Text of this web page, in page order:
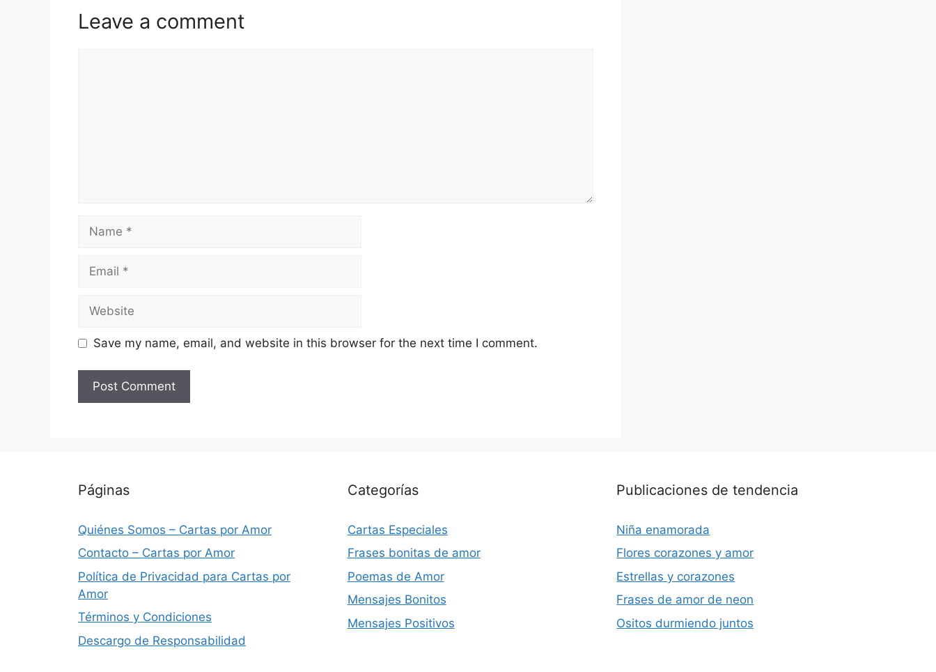
Leave a comment
Name
Email
Website
Save my name, email, and website in this browser for the next time I comment.
Páginas
Quiénes Somos – Cartas por Amor
Contacto – Cartas por Amor
Política de Privacidad para Cartas por
Amor
Términos y Condiciones
Descargo de Responsabilidad
Categorías
Cartas Especiales
Frases bonitas de amor
Poemas de Amor
Mensajes Bonitos
Mensajes Positivos
Publicaciones de tendencia
Niña enamorada
Flores corazones y amor
Estrellas y corazones
Frases de amor de neon
Ositos durmiendo juntos